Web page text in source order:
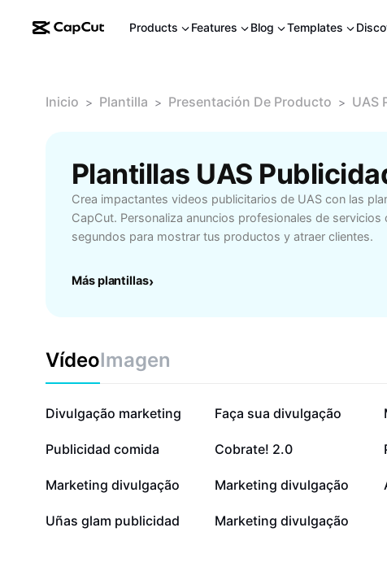
Products Features Blog Templates
Inicio > Plantilla > Presentación De Producto > UAS
Plantillas UAS
Crea impactantes videos publicitarios de UAS con las
CapCut. Personaliza anuncios profesionales de servicios
segundos para mostrar tus productos y atraer clientes.
Más plantillas›
VídeoImagen
432,4 mil
Divulgação marketing 193,5 mil
Faça sua divulgação
49,2 mil
Publicidad comida 24,9 mil
Cobrate! 2.0
11,3 mil
Marketing divulgação 6,1 mil
Marketing divulgação
51
Uñas glam publicidad 8
Marketing divulgação